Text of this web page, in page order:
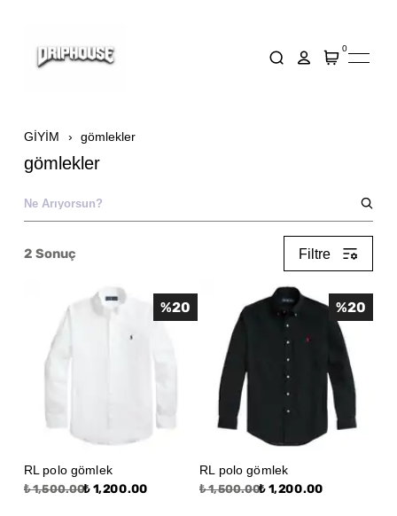
0
GİYİM gömlekler
gömlekler
2 Sonuç Filtre
RL polo gömlek
₺ 1,500.00₺ 1,200.00
%20
RL polo gömlek
₺ 1,500.00₺ 1,200.00
%20